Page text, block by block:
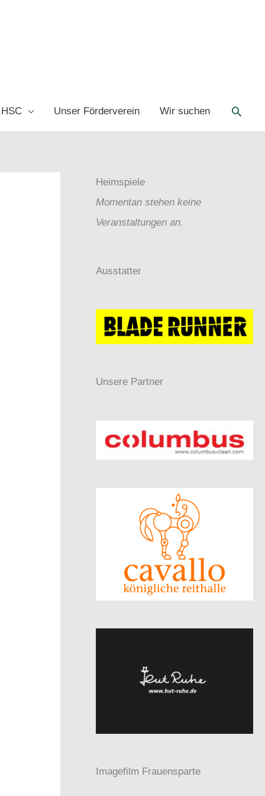
Unser Förderverein Wir suchen
Heimspiele
Momentan stehen keine
Veranstaltungen an.
Ausstatter
Unsere Partner
Imagefilm Frauensparte